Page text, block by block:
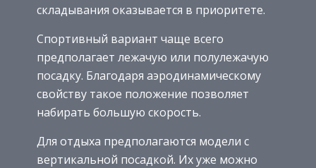
складывания оказывается в приоритете.
Спортивный вариант чаще всего
предполагает лежачую или полулежачую
посадку. Благодаря аэродинамическому
свойству такое положение позволяет
набирать большую скорость.
Для отдыха предполагаются модели с
вертикальной посадкой. Их уже можно